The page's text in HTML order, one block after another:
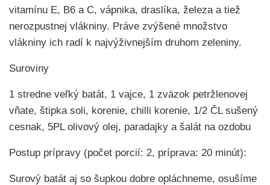
vitamínu E, B6 a C, vápnika, draslíka, železa a tiež
nerozpustnej vlákniny. Práve zvýšené množstvo
vlákniny ich radí k najvýživnejším druhom zeleniny.
Suroviny
1 stredne veľký batát, 1 vajce, 1 zväzok petržlenovej
vňate, štipka soli, korenie, chilli korenie, 1/2 ČL sušený
cesnak, 5PL olivový olej, paradajky a šalát na ozdobu
Postup prípravy (počet porcií: 2, príprava: 20 minút):
Surový batát aj so šupkou dobre opláchneme, osušíme